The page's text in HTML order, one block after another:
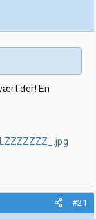
der! En
#21